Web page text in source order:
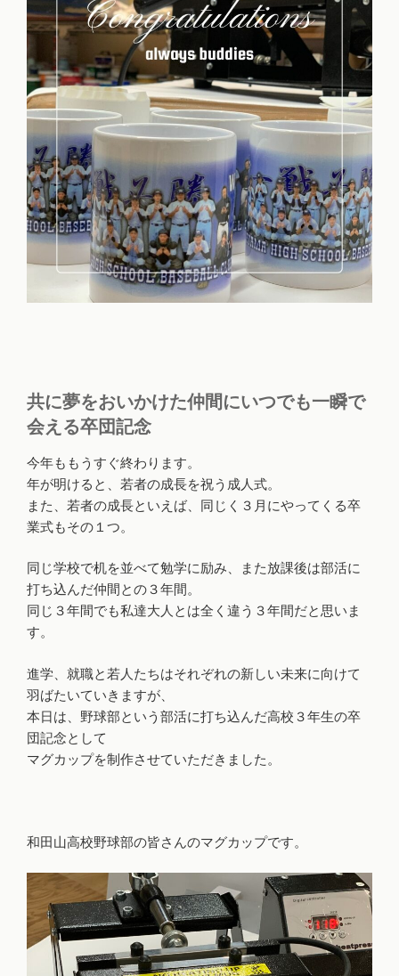
共に夢をおいかけた仲間にいつでも一瞬で
会える卒団記念
今年ももうすぐ終わります。
年が明けると、若者の成長を祝う成人式。
また、若者の成長といえば、同じく３月にやってくる卒
業式もその１つ。
同じ学校で机を並べて勉学に励み、また放課後は部活に
打ち込んだ仲間との３年間。
同じ３年間でも私達大人とは全く違う３年間だと思いま
す。
進学、就職と若人たちはそれぞれの新しい未来に向けて
羽ばたいていきますが、
本日は、野球部という部活に打ち込んだ高校３年生の卒
団記念として
マグカップを制作させていただきました。
和田山高校野球部の皆さんのマグカップです。